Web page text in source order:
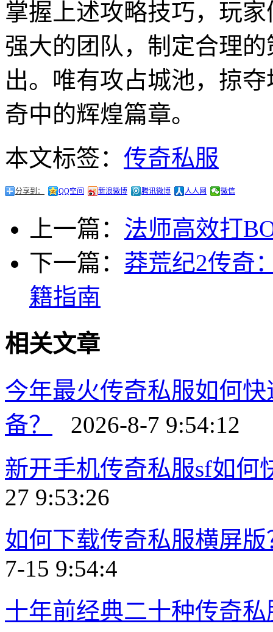
掌握上述攻略技巧，玩
强大的团队，制定合理
出。唯有攻占城池，掠
奇中的辉煌篇章。
本文标签： 传奇私服
分享到： QQ空间 新浪微博 腾讯微博 人人网 微信
上一篇： 法师高效打
下一篇： 莽荒纪2传奇
籍指南
相关文章
今年最火传奇私服如何
备？
2026-8-7 9:54:12
新开手机传奇私服sf如何
27 9:53:26
如何下载传奇私服横屏
7-15 9:54:4
十年前经典二十种传奇